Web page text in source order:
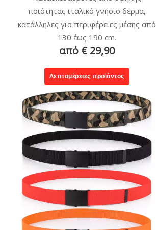
ποιότητας ιταλικό γνήσιο δέρμα,
κατάλληλες για περιφέρειες μέσης από
130 έως 190 cm.
από € 29,90
Λεπτομέρειες προϊόντος